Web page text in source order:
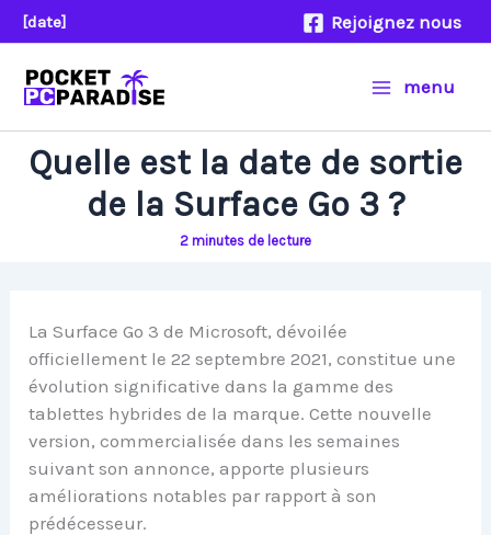
Aller
au
contenu
[date] Rejoignez nous
menu
Quelle est la date de sortie
de la Surface Go 3 ?
2 minutes de lecture
La Surface Go 3 de Microsoft, dévoilée
officiellement le 22 septembre 2021, constitue une
évolution significative dans la gamme des
tablettes hybrides de la marque. Cette nouvelle
version, commercialisée dans les semaines
suivant son annonce, apporte plusieurs
améliorations notables par rapport à son
prédécesseur.